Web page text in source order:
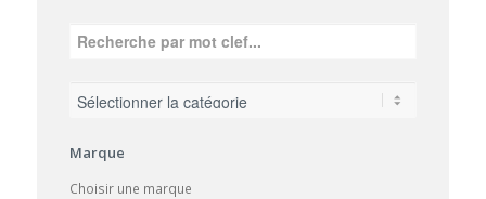
Marque
Choisir une marque